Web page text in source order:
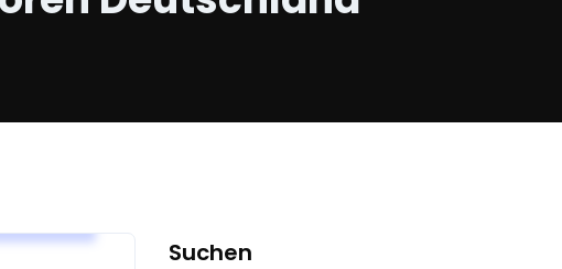
Suchen